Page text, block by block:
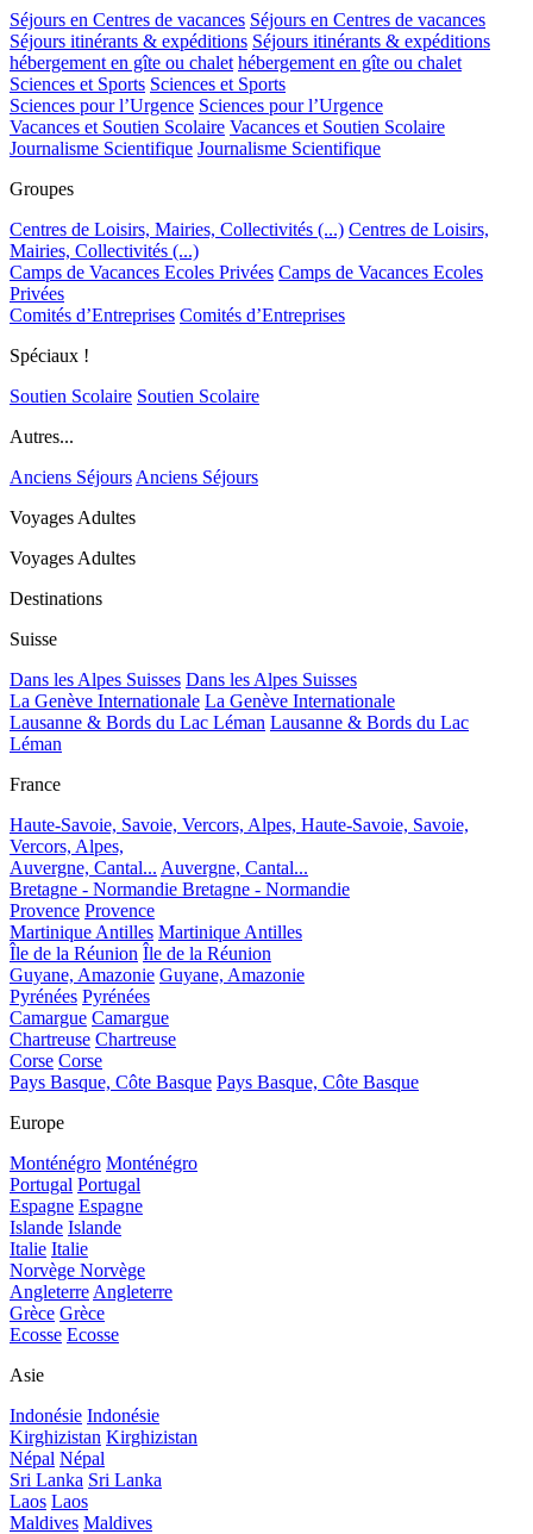
Séjours en Centres de vacances Séjours en Centres de vacances
Séjours itinérants & expéditions Séjours itinérants & expéditions
hébergement en gîte ou chalet hébergement en gîte ou chalet
Sciences et Sports Sciences et Sports
Sciences pour l’Urgence Sciences pour l’Urgence
Vacances et Soutien Scolaire Vacances et Soutien Scolaire
Journalisme Scientifique Journalisme Scientifique
Groupes
Centres de Loisirs, Mairies, Collectivités (...) Centres de Loisirs,
Mairies, Collectivités (...)
Camps de Vacances Ecoles Privées Camps de Vacances Ecoles
Privées
Comités d’Entreprises Comités d’Entreprises
Spéciaux !
Soutien Scolaire Soutien Scolaire
Autres...
Anciens Séjours Anciens Séjours
Voyages Adultes
Voyages Adultes
Destinations
Suisse
Dans les Alpes Suisses Dans les Alpes Suisses
La Genève Internationale La Genève Internationale
Lausanne & Bords du Lac Léman Lausanne & Bords du Lac
Léman
France
Haute-Savoie, Savoie, Vercors, Alpes, Haute-Savoie, Savoie,
Vercors, Alpes,
Auvergne, Cantal... Auvergne, Cantal...
Bretagne - Normandie Bretagne - Normandie
Provence Provence
Martinique Antilles Martinique Antilles
Île de la Réunion Île de la Réunion
Guyane, Amazonie Guyane, Amazonie
Pyrénées Pyrénées
Camargue Camargue
Chartreuse Chartreuse
Corse Corse
Pays Basque, Côte Basque Pays Basque, Côte Basque
Europe
Monténégro Monténégro
Portugal Portugal
Espagne Espagne
Islande Islande
Italie Italie
Norvège Norvège
Angleterre Angleterre
Grèce Grèce
Ecosse Ecosse
Asie
Indonésie Indonésie
Kirghizistan Kirghizistan
Népal Népal
Sri Lanka Sri Lanka
Laos Laos
Maldives Maldives